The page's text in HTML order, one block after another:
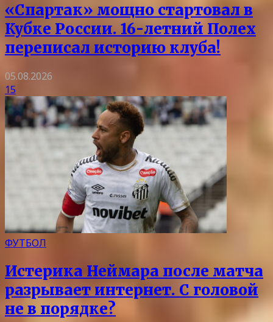
«Спартак» мощно стартовал в
Кубке России. 16-летний Полех
переписал историю клуба!
05.08.2026
15
ФУТБОЛ
Истерика Неймара после матча
разрывает интернет. С головой
не в порядке?